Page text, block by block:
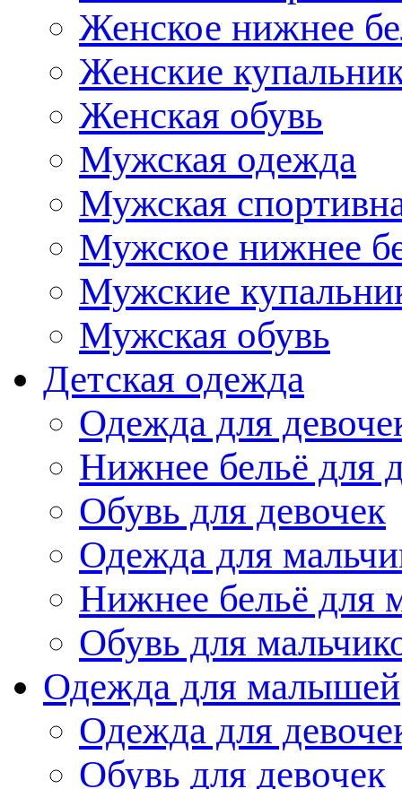
Женское нижнее
Женские
Женская обувь
Мужская одежда
Мужская
Мужское нижнее
Мужские
Мужская обувь
Детская одежда
Одежда для
Нижнее бельё для
Обувь для девочек
Одежда для
Нижнее бельё для
Обувь для
Одежда для малышей
Одежда для
Обувь для девочек